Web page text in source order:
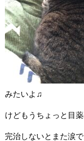
みたいよ♫
けどもうちょっと目薬
完治しないとまた涙